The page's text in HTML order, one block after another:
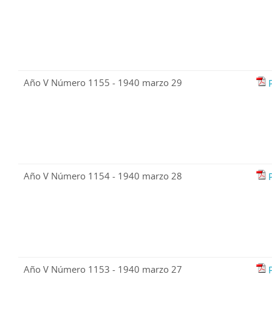
Año V Número 1155 - 1940 marzo 29
Año V Número 1154 - 1940 marzo 28
Año V Número 1153 - 1940 marzo 27